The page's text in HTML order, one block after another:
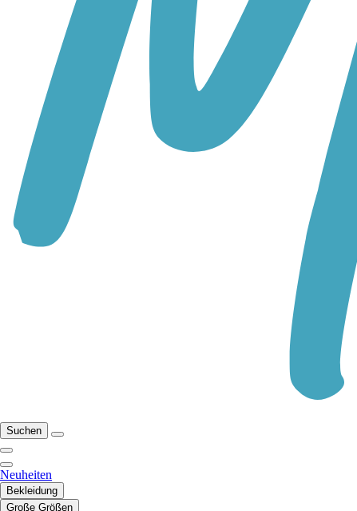
Suchen
Neuheiten
Bekleidung
Große Größen